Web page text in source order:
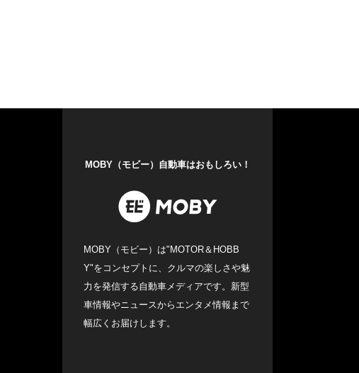
MOBY（モビー）自動車はおもしろい！
MOBY（モビー）は"MOTOR＆HOBB
Y"をコンセプトに、クルマの楽しさや魅
力を発信する自動車メディアです。新型
車情報やニュースからエンタメ情報まで
幅広くお届けします。